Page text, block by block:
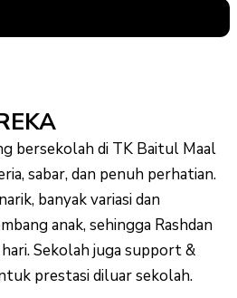
bersekolah di TK Baitul Maal
sabar, dan penuh perhatian.
banyak variasi dan
anak, sehingga Rashdan
Sekolah juga support &
prestasi diluar sekolah.